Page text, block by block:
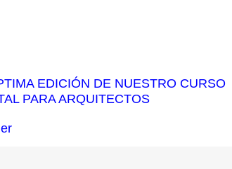
EDICIÓN DE NUESTRO CURSO
PARA ARQUITECTOS